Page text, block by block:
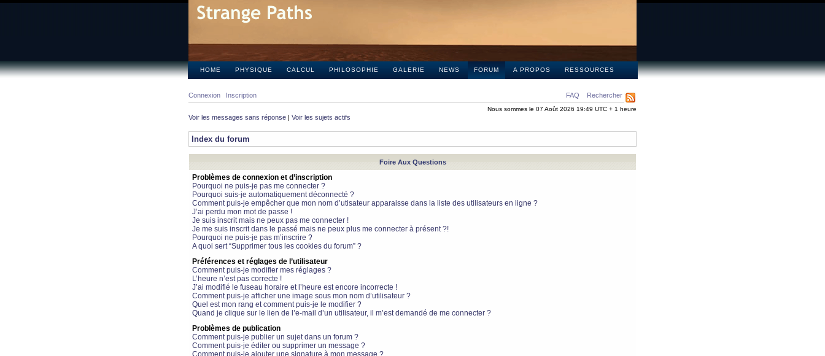
HOME PHYSIQUE CALCUL PHILOSOPHIE GALERIE NEWS FORUM A PROPOS RESSOURCES
FAQ Rechercher
Connexion Inscription
Nous sommes le 07 Août 2026 19:49 UTC + 1 heure
Voir les messages sans réponse | Voir les sujets actifs
Index du forum
Foire Aux Questions
Problèmes de connexion et d’inscription
Pourquoi ne puis-je pas me connecter ?
Pourquoi suis-je automatiquement déconnecté ?
Comment puis-je empêcher que mon nom d’utisateur apparaisse dans la liste des utilisateurs en ligne ?
J’ai perdu mon mot de passe !
Je suis inscrit mais ne peux pas me connecter !
Je me suis inscrit dans le passé mais ne peux plus me connecter à présent ?!
Pourquoi ne puis-je pas m’inscrire ?
A quoi sert “Supprimer tous les cookies du forum” ?
Préférences et réglages de l’utilisateur
Comment puis-je modifier mes réglages ?
L’heure n’est pas correcte !
J’ai modifié le fuseau horaire et l’heure est encore incorrecte !
Comment puis-je afficher une image sous mon nom d’utilisateur ?
Quel est mon rang et comment puis-je le modifier ?
Quand je clique sur le lien de l’e-mail d’un utilisateur, il m’est demandé de me connecter ?
Problèmes de publication
Comment puis-je publier un sujet dans un forum ?
Comment puis-je éditer ou supprimer un message ?
Comment puis-je ajouter une signature à mon message ?